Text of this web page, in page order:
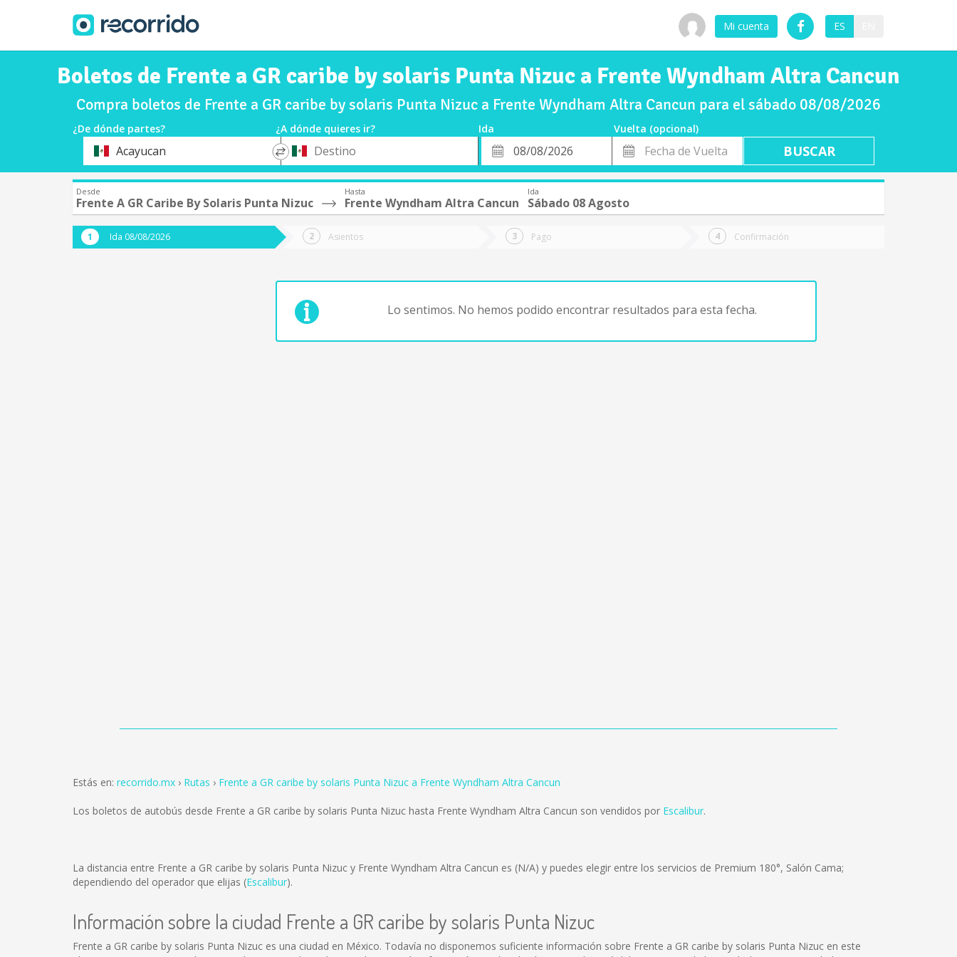
Mi cuenta ES
Boletos de Frente a GR caribe by solaris Punta Nizuc a Frente Wyndham Altra Cancun
Compra boletos de Frente a GR caribe by solaris Punta Nizuc a Frente Wyndham Altra Cancun para el sábado 08/08/2026
¿De dónde partes? ¿A dónde quieres ir? Ida
Vuelta (opcional)
OrigenAcayucan
*
Destino
Fecha
de
Fecha
de
Vuelta
Desde
Frente A GR Caribe By Solaris Punta Nizuc
Hasta
Frente Wyndham Altra Cancun
Ida
Sábado 08 Agosto
Ida 08/08/2026 Asientos Pago Confirmación
Lo sentimos. No hemos podido encontrar resultados para esta fecha.
Estás en: recorrido.mx Rutas Frente a GR caribe by solaris Punta Nizuc a Frente Wyndham Altra Cancun
Los boletos de autobús desde Frente a GR caribe by solaris Punta Nizuc hasta Frente Wyndham Altra Cancun son vendidos por Escalibur.
La distancia entre Frente a GR caribe by solaris Punta Nizuc y Frente Wyndham Altra Cancun es (N/A) y puedes elegir entre los servicios de Premium 180°, Salón Cama;
dependiendo del operador que elijas (Escalibur).
Información sobre la ciudad Frente a GR caribe by solaris Punta Nizuc
Frente a GR caribe by solaris Punta Nizuc es una ciudad en México. Todavía no disponemos suficiente información sobre Frente a GR caribe by solaris Punta Nizuc en este